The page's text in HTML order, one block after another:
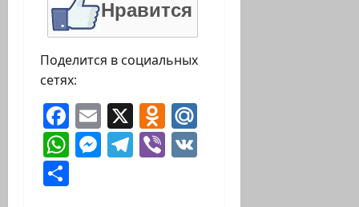
Нравится
Поделится в социальных
сетях:
Facebook
Email
X Odnoklassniki
WhatsApp
Messenger
Telegram
Viber